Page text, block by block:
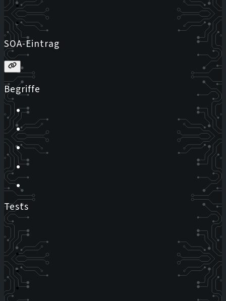
SOA-Eintrag
Begriffe
Tests